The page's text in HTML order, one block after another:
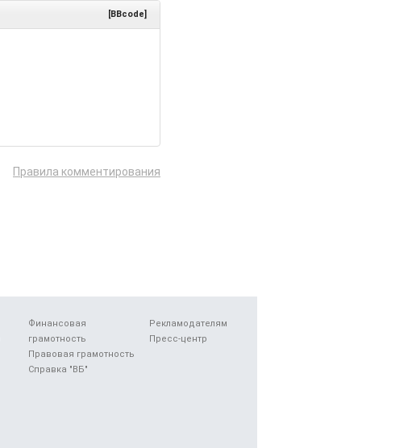
[BBcode]
Правила комментирования
Финансовая
грамотность
Правовая грамотность
Справка "ВБ"
Рекламодателям
Пресс-центр